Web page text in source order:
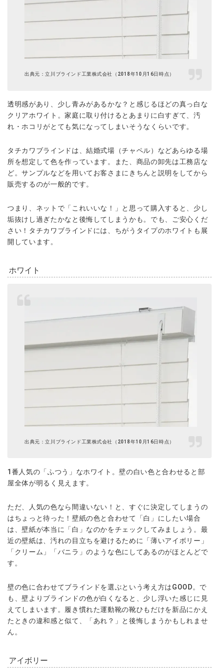
出典元：立川ブラインド工業株式会社（2018年10月16日時点）
透明感があり、少し青みがあるかな？と感じるほどの真っ白な
クリアホワイト。家庭に取り付けるとあまりに白すぎて、汚
れ・ホコリがとても気になってしまいそうなくらいです。
タチカワブラインドは、結婚式場（チャペル）などあらゆる場
所を想定して色を作っています。また、商品の卸先は工務店な
ど。サンプルなどを用いてお客さまにきちんと説明をしてから
販売するのが一般的です。
つまり、ネットで「これいいな！」と思って購入すると、少し
垢抜けし過ぎたかなと後悔してしまうかも。でも、ご安心くだ
さい！タチカワブラインドには、ちがうタイプのホワイトも展
開しています。
ホワイト
出典元：立川ブラインド工業株式会社（2018年10月16日時点）
1番人気の「ふつう」なホワイト。壁の白い色と合わせると部
屋全体が明るく見えます。
ただ、人気の色なら間違いない！と、すぐに決定してしまうの
はちょっと待った！壁紙の色と合わせて「白」にしたい場合
は、壁紙が本当に「白」なのかをチェックしてみましょう。最
近の壁紙は、汚れの目立ちを避けるために「薄いアイボリー」
「クリーム」「バニラ」のような色にしてあるのがほとんどで
す。
壁の色に合わせてブラインドを選ぶという考え方はGOOD。で
も、壁よりブラインドの色が白くなると、少し浮いた感じに見
えてしまいます。履き慣れた運動靴の靴ひもだけを新品にかえ
たときの違和感と似て、「あれ？」と後悔しまうかもしれませ
ん。
アイボリー